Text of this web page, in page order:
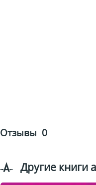
Отзывы 0
Другие книги